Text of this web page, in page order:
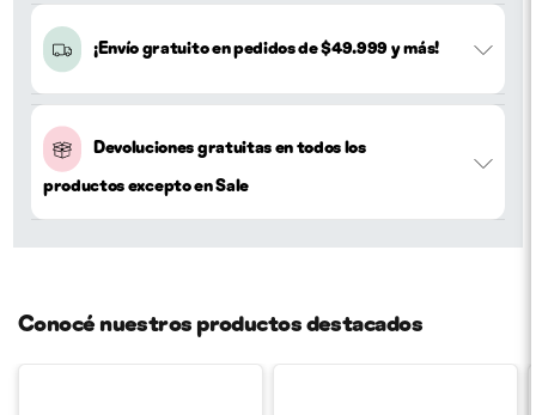
¡Envío gratuito en pedidos de $49.999 y más!
Devoluciones gratuitas en todos los
productos excepto en Sale
Conocé nuestros productos destacados